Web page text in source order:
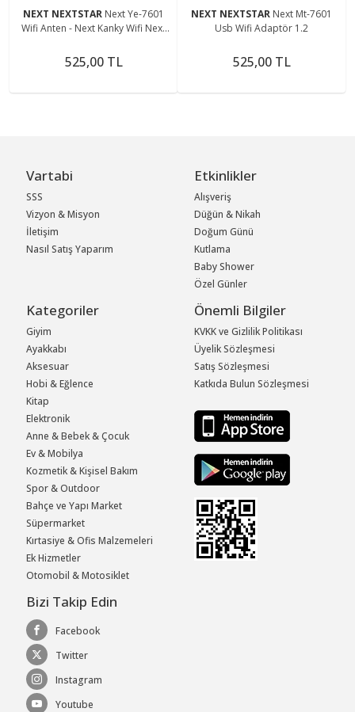
NEXT NEXTSTAR Next Ye-7601
Wifi Anten - Next Kanky Wifi Next
525,00 TL
NEXT NEXTSTAR Next Mt-7601
Usb Wifi Adaptör 1.2
525,00 TL
Vartabi
SSS
Vizyon & Misyon
İletişim
Nasıl Satış Yaparım
Etkinlikler
Alışveriş
Düğün & Nikah
Doğum Günü
Kutlama
Baby Shower
Özel Günler
Kategoriler
Giyim
Ayakkabı
Aksesuar
Hobi & Eğlence
Kitap
Elektronik
Anne & Bebek & Çocuk
Ev & Mobilya
Kozmetik & Kişisel Bakım
Spor & Outdoor
Bahçe ve Yapı Market
Süpermarket
Kırtasiye & Ofis Malzemeleri
Ek Hizmetler
Otomobil & Motosiklet
Önemli Bilgiler
KVKK ve Gizlilik Politikası
Üyelik Sözleşmesi
Satış Sözleşmesi
Katkıda Bulun Sözleşmesi
Bizi Takip Edin
Facebook
Twitter
Instagram
Youtube